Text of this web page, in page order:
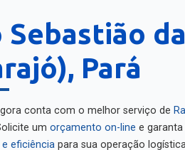
Sebastião
Pará
conta com o melhor serviço de
um orçamento on-line e
eficiência para sua operação logística.